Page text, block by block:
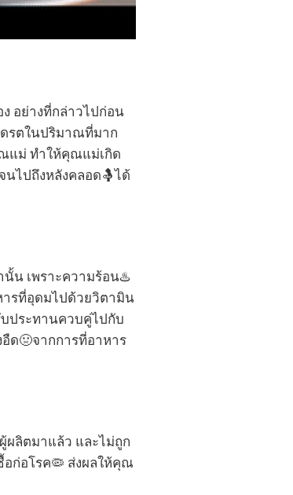
อย่างที่กล่าวไปก่อน
รตในปริมาณที่มาก
แม่ ทำให้คุณแม่เกิด
ไปถึงหลังคลอด🤱ได้
น เพราะความร้อน♨️
ารที่อุดมไปด้วยวิตามิน
บประทานควบคู่ไปกับ
ด🤢จากการที่อาหาร
ผลิตมาแล้ว และไม่ถูก
ก่อโรค🦠 ส่งผลให้คุณ